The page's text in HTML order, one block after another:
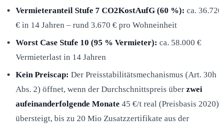
Vermieteranteil Stufe 7 CO2KostAufG (60 %): ca.
€ in 14 Jahren – rund 3.670 € pro Wohneinheit
Worst Case Stufe 10 (95 % Vermieter): ca. 58.000 €
Vermieterlast in 14 Jahren
Kein Preiscap: Der Preisstabilitätsmechanismus (Art. 30h
Abs. 2) öffnet, wenn der Durchschnittspreis über zwei
aufeinanderfolgende Monate 45 €/t real (Preisbasis 2020)
übersteigt, bis zu 20 Mio Zusatzzertifikate aus der